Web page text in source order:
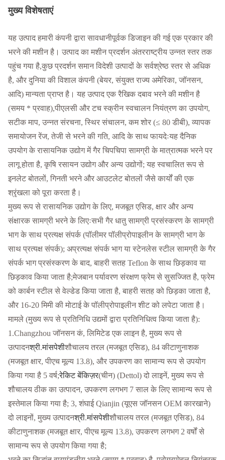
मुख्य विशेषताएं
यह उत्पाद हमारी कंपनी द्वारा सावधानीपूर्वक डिजाइन की गई एक प्रकार की
भरने की मशीन है। उत्पाद का मशीन प्रदर्शन अंतरराष्ट्रीय उन्नत स्तर तक
पहुंच गया है,कुछ प्रदर्शन समान विदेशी उत्पादों के सर्वश्रेष्ठ स्तर से अधिक
है, और दुनिया की विशाल कंपनी (बेयर, संयुक्त राज्य अमेरिका, जॉनसन,
आदि) मान्यता प्राप्त है। यह उत्पाद एक रैखिक दबाव भरने की मशीन है
(समय * प्रवाह),पीएलसी और टच स्क्रीन स्वचालन नियंत्रण का उपयोग,
सटीक माप, उन्नत संरचना, स्थिर संचालन, कम शोर (≤ 80 डीबी), व्यापक
समायोजन रेंज, तेजी से भरने की गति, आदि के साथ फायदेःयह दैनिक
उपयोग के रासायनिक उद्योग में गैर चिपचिपा सामग्री के मात्रात्मक भरने पर
लागू होता है, कृषि रसायन उद्योग और अन्य उद्योगों; यह स्वचालित रूप से
इनलेट बोतलों, गिनती भरने और आउटलेट बोतलों जैसे कार्यों की एक
श्रृंखला को पूरा करता है।
मुख्य रूप से रासायनिक उद्योग के लिए, मजबूत एसिड, क्षार और अन्य
संक्षारक सामग्री भरने के लिएःसभी गैर धातु सामग्री प्रसंस्करण के सामग्री
भाग के साथ प्रत्यक्ष संपर्क (पॉलीमर पॉलीप्रोपाइलीन के सामग्री भाग के
साथ प्रत्यक्ष संपर्क); अप्रत्यक्ष संपर्क भाग या स्टेनलेस स्टील सामग्री के गैर
संपर्क भाग प्रसंस्करण के बाद, बाहरी सतह Teflon के साथ छिड़काव या
छिड़काव किया जाता है;मेजबान पर्यावरण संरक्षण फ्रेम से सुसज्जित है, फ्रेम
को कार्बन स्टील से वेल्डेड किया जाता है, बाहरी सतह को छिड़का जाता है,
और 16-20 मिमी की मोटाई के पॉलीप्रोपाइलीन शीट को लपेटा जाता है।
मामले (मुख्य रूप से प्रतिनिधि उद्यमों द्वारा प्रतिनिधित्व किया जाता है):
1.Changzhou जॉनसन कं, लिमिटेड एक लाइन है, मुख्य रूप से
उत्पादनश्री.मांसपेशीशौचालय तरल (मजबूत एसिड), 84 कीटाणुनाशक
(मजबूत क्षार, पीएच मूल्य 13.8), और उपकरण का सामान्य रूप से उपयोग
किया गया है 5 वर्ष;रेकिट बेंकिज़र(चीन) (Dettol) दो लाइनें, मुख्य रूप से
शौचालय ठीक का उत्पादन, उपकरण लगभग 7 साल के लिए सामान्य रूप से
इस्तेमाल किया गया है; 3, शंघाई Qianjin (यूएस जॉनसन OEM कारखाने)
दो लाइनों, मुख्य उत्पादनश्री.मांसपेशीशौचालय तरल (मजबूत एसिड), 84
कीटाणुनाशक (मजबूत क्षार, पीएच मूल्य 13.8), उपकरण लगभग 2 वर्षों से
सामान्य रूप से उपयोग किया गया है;